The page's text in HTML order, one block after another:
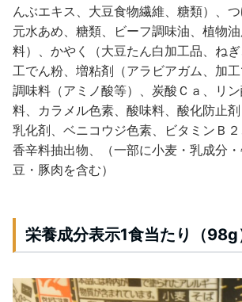
んぶエキス、大豆食物繊維、糖類）、
元水あめ、糖類、ビーフ調味油、植物
料）、かやく（大豆たん白加工品、ね
工でん粉、増粘剤（アラビアガム、加工
調味料（アミノ酸等）、炭酸Ｃａ、リ
料、カラメル色素、酸味料、酸化防止剤
乳化剤、ベニコウジ色素、ビタミンＢ２
香辛料抽出物、（一部に小麦・乳成分
豆・豚肉を含む）
栄養成分表示1食当たり（98g